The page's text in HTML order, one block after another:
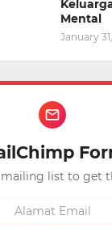
Mental
January
list to get